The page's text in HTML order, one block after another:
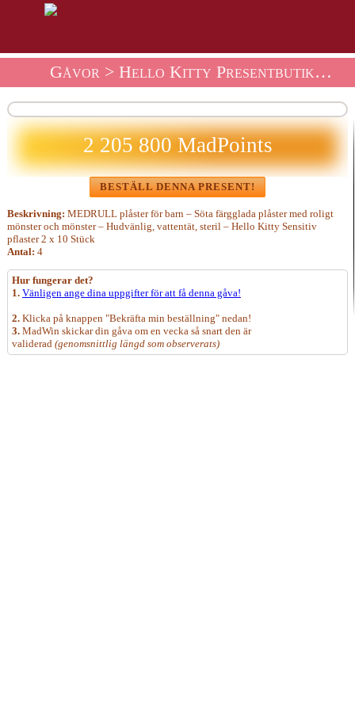
Gåvor> Hello Kitty Presentbutik>
2 205 800 MadPoints
BESTÄLL DENNA PRESENT!
Beskrivning: MEDRULL plåster för barn – Söta färgglada plåster med roligt
mönster och mönster – Hudvänlig, vattentät, steril – Hello Kitty Sensitiv
pflaster 2 x 10 Stück
Antal: 4
Hur fungerar det?
1. Vänligen ange dina uppgifter för att få denna gåva!
2.Klicka på knappen "Bekräfta min beställning" nedan!
3.MadWin skickar din gåva om en vecka så snart den är
validerad (genomsnittlig längd som observerats)